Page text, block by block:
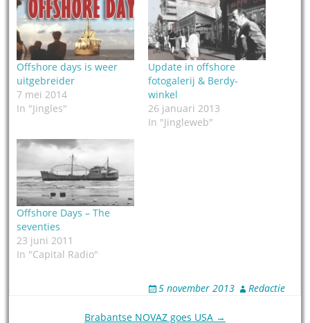
Offshore days is weer
uitgebreider
7 mei 2014
In "Jingles"
Update in offshore
fotogalerij & Berdy-
winkel
26 januari 2013
In "Jingleweb"
Offshore Days – The
seventies
23 juni 2011
In "Capital Radio"
5 november 2013 Redactie
Brabantse NOVAZ goes USA →